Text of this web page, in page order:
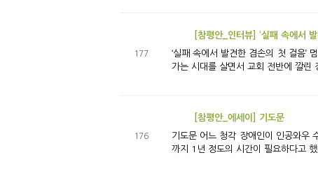
177
[참평안_인터뷰] ‘실패 속에서
‘실패 속에서 발견한 겸손의 첫 걸음’ 멈추지 않기를… 2025년 신입 전도사 ‘백은석’ 인터뷰 ‘누가 이런 시대에 새로운 교역
가는 시대를 살면서 교회 전반에 깔린
176
[참평안_에세이] 기도문
기도문 어느 청각 장애인이 인공와우 수술 후 70년 만에 소리를 듣게 되었다는 스토리의 영상을 시청했다. 수술 후 ‘소리’라는 음은 들을 수 있지만 그 언어를 이해하는 데